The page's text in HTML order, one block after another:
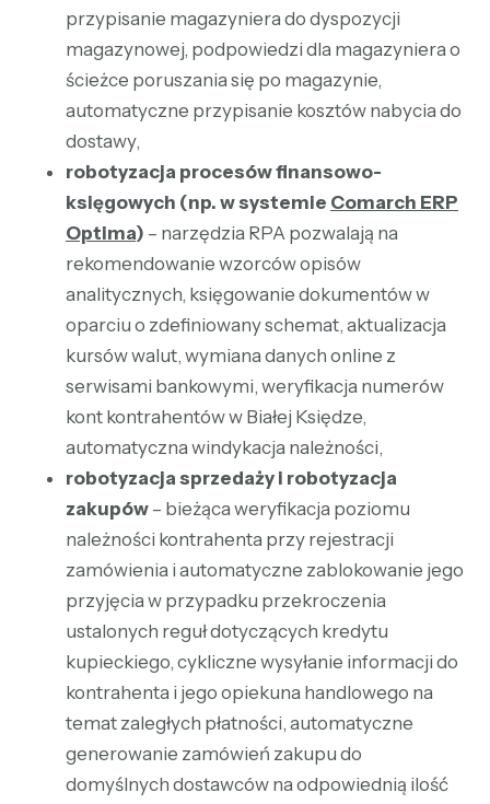
przypisanie magazyniera do dyspozycji
magazynowej, podpowiedzi dla magazyniera o
ścieżce poruszania się po magazynie,
automatyczne przypisanie kosztów nabycia do
dostawy,
robotyzacja procesów finansowo-
księgowych (np. w systemie Comarch ERP
Optima) – narzędzia RPA pozwalają na
rekomendowanie wzorców opisów
analitycznych, księgowanie dokumentów w
oparciu o zdefiniowany schemat, aktualizacja
kursów walut, wymiana danych online z
serwisami bankowymi, weryfikacja numerów
kont kontrahentów w Białej Księdze,
automatyczna windykacja należności,
robotyzacja sprzedaży i robotyzacja
zakupów – bieżąca weryfikacja poziomu
należności kontrahenta przy rejestracji
zamówienia i automatyczne zablokowanie jego
przyjęcia w przypadku przekroczenia
ustalonych reguł dotyczących kredytu
kupieckiego, cykliczne wysyłanie informacji do
kontrahenta i jego opiekuna handlowego na
temat zaległych płatności, automatyczne
generowanie zamówień zakupu do
domyślnych dostawców na odpowiednią ilość